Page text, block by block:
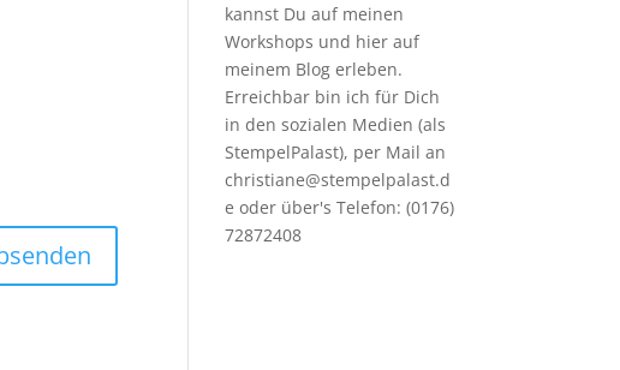
kannst Du auf meinen
Workshops und hier auf
meinem Blog erleben.
Erreichbar bin ich für Dich
in den sozialen Medien (als
StempelPalast), per Mail an
christiane@stempelpalast.d
e oder über's Telefon: (0176)
72872408